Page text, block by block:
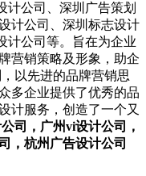
计公司 深圳 广告策划
计公司 深圳 标志设计
计公司 等。旨在为企业
营销策略及形象，助企
以先进的品牌营销思
多企业提供了优秀的品
计服务， 创造了一个又
司 ，广州vi设计公司
，
，杭州 广告设计公司